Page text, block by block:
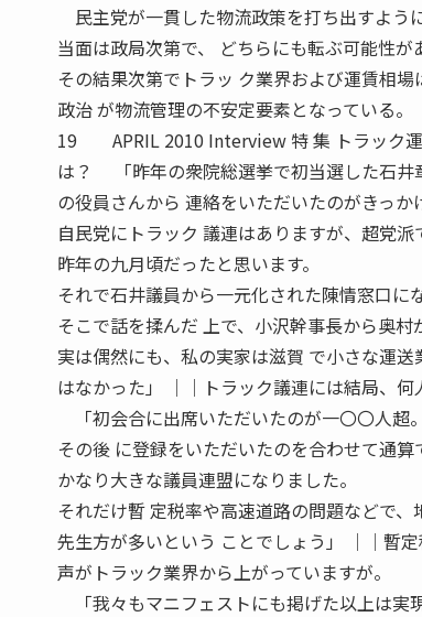
民主党が一貫した物流政策を打ち出すよう
当面は政局次第で、 どちらにも転ぶ可能性が
その結果次第でトラッ ク業界および運賃相場
政治 が物流管理の不安定要素となっている。
19 APRIL 2010 Interview 特 集 トラック
は？ 「昨年の衆院総選挙で初当選した石井
の役員さんから 連絡をいただいたのがきっか
自民党にトラック 議連はありますが、超党
昨年の九月頃だったと思います。
それで石井議員から一元化された陳情窓口に
そこで話を揉んだ 上で、小沢幹事長から奥
実は偶然にも、私の実家は滋賀 で小さな運
はなかった」 ││トラック議連には結局、何
「初会合に出席いただいたのが一〇〇人超。
その後 に登録をいただいたのを合わせて通算
かなり大きな議員連盟になりました。
それだけ暫 定税率や高速道路の問題などで
先生方が多いという ことでしょう」 ││暫
声がトラック業界から上がっていますが。
「我々もマニフェストにも掲げた以上は実